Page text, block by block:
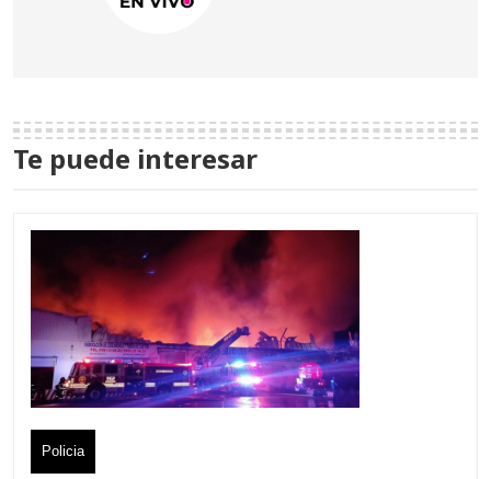
Te puede interesar
Policia